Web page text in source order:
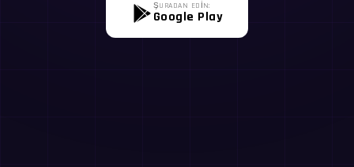
ŞURADAN EDİN:
Google Play